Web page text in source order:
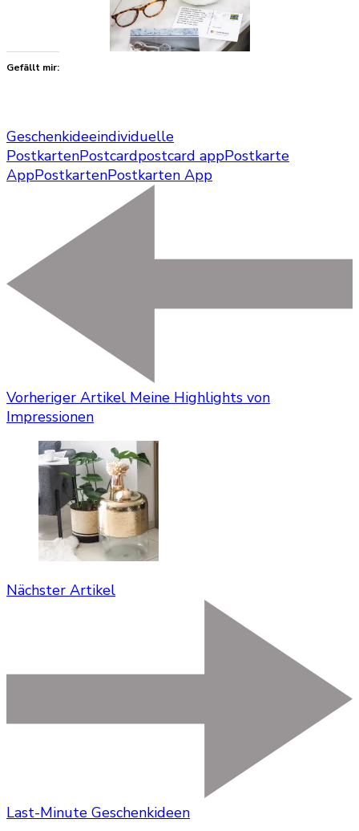
Gefällt mir:
Geschenkideeindividuelle
PostkartenPostcardpostcard appPostkarte
AppPostkartenPostkarten App
Vorheriger Artikel Meine Highlights von
Impressionen
Nächster Artikel
Last-Minute Geschenkideen